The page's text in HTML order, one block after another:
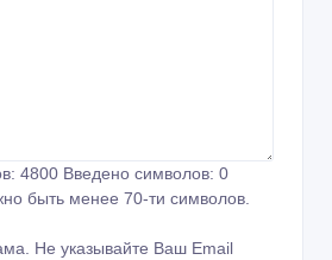
4800 Введено символов: 0
быть менее 70-ти символов.
Не указывайте Ваш Email